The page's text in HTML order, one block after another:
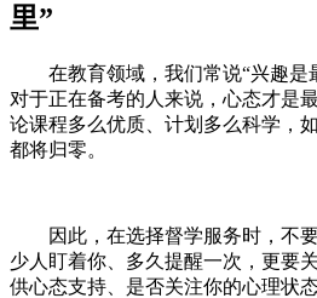
里”
在教育领域，我们常说“兴趣是
对于正在备考的人来说，心态才是
论课程多么优质、计划多么科学，
都将归零。
因此，在选择督学服务时，不
少人盯着你、多久提醒一次，更要
供心态支持、是否关注你的心理状